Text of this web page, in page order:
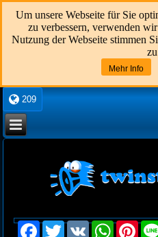
Um unsere Webseite für Sie
zu verbessern, verwenden
Nutzung der Webseite stimmen
Mehr Info
209
Facebook
Twitter VK WhatsApp